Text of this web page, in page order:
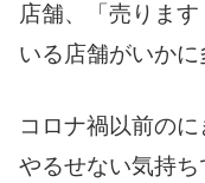
店舗、「売りま
いる店舗がいかに
コロナ禍以前の
やるせない気持